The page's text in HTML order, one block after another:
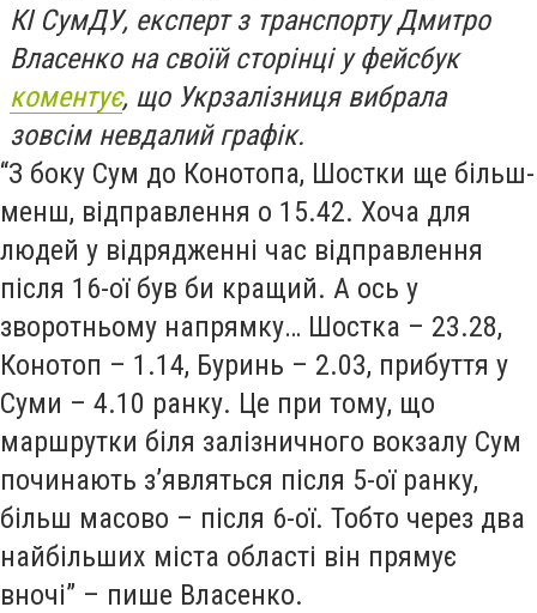
КІ СумДУ, експерт з транспорту Дмитро
Власенко на своїй сторінці у фейсбук
коментує, що Укрзалізниця вибрала
зовсім невдалий графік.
“З боку Сум до Конотопа, Шостки ще більш-
менш, відправлення о 15.42. Хоча для
людей у відрядженні час відправлення
після 16-ої був би кращий. А ось у
зворотньому напрямку… Шостка – 23.28,
Конотоп – 1.14, Буринь – 2.03, прибуття у
Суми – 4.10 ранку. Це при тому, що
маршрутки біля залізничного вокзалу Сум
починають з’являться після 5-ої ранку,
більш масово – після 6-ої. Тобто через два
найбільших міста області він прямує
вночі” – пише Власенко.